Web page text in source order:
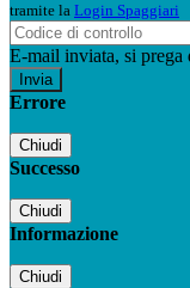
tramite la Login Spaggiari
E-mail inviata, si prega
Errore
Chiudi
Successo
Chiudi
Informazione
Chiudi